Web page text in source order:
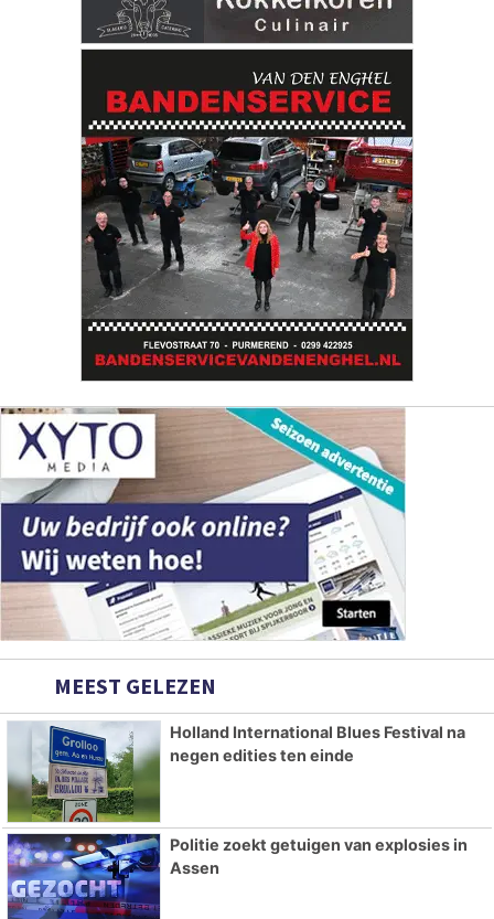
MEEST GELEZEN
Holland International Blues Festival na
negen edities ten einde
Politie zoekt getuigen van explosies in
Assen